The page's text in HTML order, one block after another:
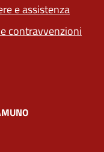
e assistenza
contravvenzioni